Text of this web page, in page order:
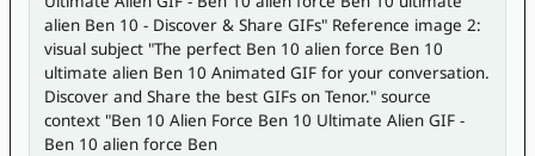
alien Ben 10 - Discover & Share GIFs" Reference image 2:
visual subject "The perfect Ben 10 alien force Ben 10
ultimate alien Ben 10 Animated GIF for your conversation.
Discover and Share the best GIFs on Tenor." source
context "Ben 10 Alien Force Ben 10 Ultimate Alien GIF -
Ben 10 alien force Ben